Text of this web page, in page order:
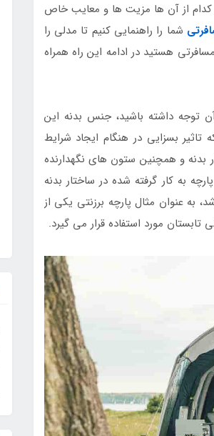
کدام از آن ها مزیت ها و معایب خاص
شما را راهنمایی کنیم تا مدلی را
هستید در ادامه این راه همراه
توجه داشته باشید، جنس بدنه این
بسزایی در هنگام ایجاد شرایط
بدنه و همچنین ستون های نگهدارنده
به کار گرفته شده در ساختار بدنه
به عنوان مثال پارچه برزنتی یکی از
مورد استفاده قرار می گیرد.